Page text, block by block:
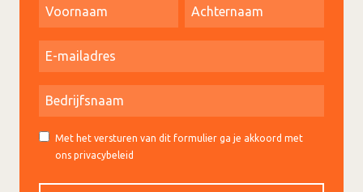
Met het versturen van dit formulier ga je akkoord met
ons privacybeleid